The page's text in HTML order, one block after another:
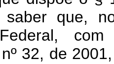
saber que,
Federal,
32, de